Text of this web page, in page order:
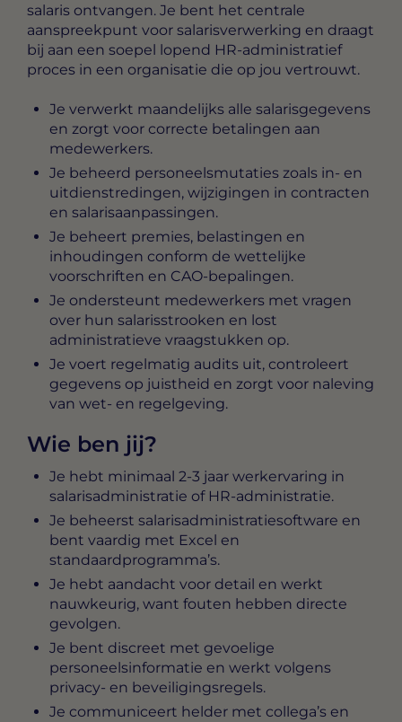
salaris ontvangen. Je bent het centrale
aanspreekpunt voor salarisverwerking en draagt
bij aan een soepel lopend HR-administratief
proces in een organisatie die op jou vertrouwt.
Je verwerkt maandelijks alle salarisgegevens
en zorgt voor correcte betalingen aan
medewerkers.
Je beheerd personeelsmutaties zoals in- en
uitdienstredingen, wijzigingen in contracten
en salarisaanpassingen.
Je beheert premies, belastingen en
inhoudingen conform de wettelijke
voorschriften en CAO-bepalingen.
Je ondersteunt medewerkers met vragen
over hun salarisstrooken en lost
administratieve vraagstukken op.
Je voert regelmatig audits uit, controleert
gegevens op juistheid en zorgt voor naleving
van wet- en regelgeving.
Wie ben jij?
Je hebt minimaal 2-3 jaar werkervaring in
salarisadministratie of HR-administratie.
Je beheerst salarisadministratiesoftware en
bent vaardig met Excel en
standaardprogramma’s.
Je hebt aandacht voor detail en werkt
nauwkeurig, want fouten hebben directe
gevolgen.
Je bent discreet met gevoelige
personeelsinformatie en werkt volgens
privacy- en beveiligingsregels.
Je communiceert helder met collega’s en